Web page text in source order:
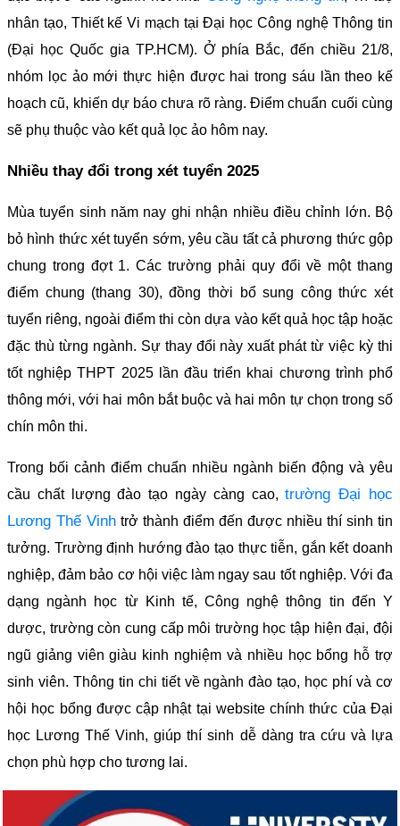
nhân tạo, Thiết kế Vi mạch tại Đại học Công nghệ Thông tin
(Đại học Quốc gia TP.HCM). Ở phía Bắc, đến chiều 21/8,
nhóm lọc ảo mới thực hiện được hai trong sáu lần theo kế
hoạch cũ, khiến dự báo chưa rõ ràng. Điểm chuẩn cuối cùng
sẽ phụ thuộc vào kết quả lọc ảo hôm nay.
Nhiều thay đổi trong xét tuyển 2025
Mùa tuyển sinh năm nay ghi nhận nhiều điều chỉnh lớn. Bộ
bỏ hình thức xét tuyển sớm, yêu cầu tất cả phương thức gộp
chung trong đợt 1. Các trường phải quy đổi về một thang
điểm chung (thang 30), đồng thời bổ sung công thức xét
tuyển riêng, ngoài điểm thi còn dựa vào kết quả học tập hoặc
đặc thù từng ngành. Sự thay đổi này xuất phát từ việc kỳ thi
tốt nghiệp THPT 2025 lần đầu triển khai chương trình phổ
thông mới, với hai môn bắt buộc và hai môn tự chọn trong số
chín môn thi.
Trong bối cảnh điểm chuẩn nhiều ngành biến động và yêu
cầu chất lượng đào tạo ngày càng cao,trường Đại học
Lương Thế Vinh trở thành điểm đến được nhiều thí sinh tin
tưởng. Trường định hướng đào tạo thực tiễn, gắn kết doanh
nghiệp, đảm bảo cơ hội việc làm ngay sau tốt nghiệp. Với đa
dạng ngành học từ Kinh tế, Công nghệ thông tin đến Y
dược, trường còn cung cấp môi trường học tập hiện đại, đội
ngũ giảng viên giàu kinh nghiệm và nhiều học bổng hỗ trợ
sinh viên. Thông tin chi tiết về ngành đào tạo, học phí và cơ
hội học bổng được cập nhật tại website chính thức của Đại
học Lương Thế Vinh, giúp thí sinh dễ dàng tra cứu và lựa
chọn phù hợp cho tương lai.